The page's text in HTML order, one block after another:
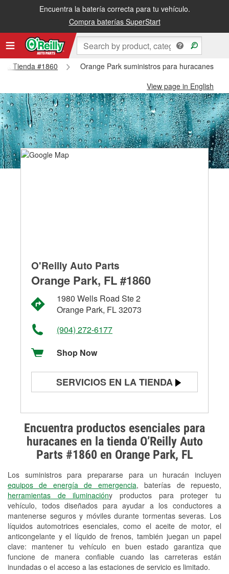
Encuentra la batería correcta para tu vehículo.
Compra baterías SuperStart
Tienda #1860
Orange Park suministros para huracanes y
View page in English
Encuentra productos esenciales para
huracanes en la tienda O’Reilly Auto
Parts #1860 en Orange Park, FL
Los suministros para prepararse para un huracán incluyen
equipos de energía de emergencia, baterías de repuesto,
herramientas de iluminacióny productos para proteger tu
vehículo, todos diseñados para ayudar a los conductores a
mantenerse seguros y móviles durante tormentas severas. Los
líquidos automotrices esenciales, como el aceite de motor, el
anticongelante y el líquido de frenos, también juegan un papel
clave: mantener tu vehículo en buen estado garantiza que
funcione de manera confiable cuando las carreteras están
inundadas o el acceso a las estaciones de servicio es limitado.
O'Reilly Auto Parts
Orange Park, FL #1860
1980 Wells Road Ste 2
Orange Park, FL 32073
(904) 272-6177
Shop Now
SERVICIOS EN LA TIENDA
Prueba de alternadores y
arrancadores
Revisión de la luz "Check Engine"
Reciclaje de baterías y aceite
Instalación de bombillas de faros
Instalación de limpiaparabrisas
Programa de Préstamo de
Herramientas
Rectificación de tambores y discos de